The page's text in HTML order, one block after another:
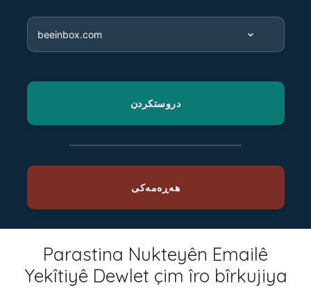
Parastina Nukteyên Emailê
Yekîtiyê Dewlet çim îro bîrkujiya